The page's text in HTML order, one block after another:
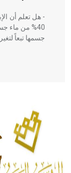
- هل تعلم أن
40% من ماء
جسمها تبعاً
الحكم،
له الفضل
- هل تعلم أن